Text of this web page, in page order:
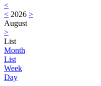
<
< 2026 >
August
>
List
Month
List
Week
Day